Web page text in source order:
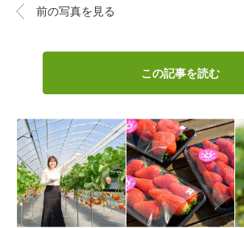
前の写真を見る
この記事を読む